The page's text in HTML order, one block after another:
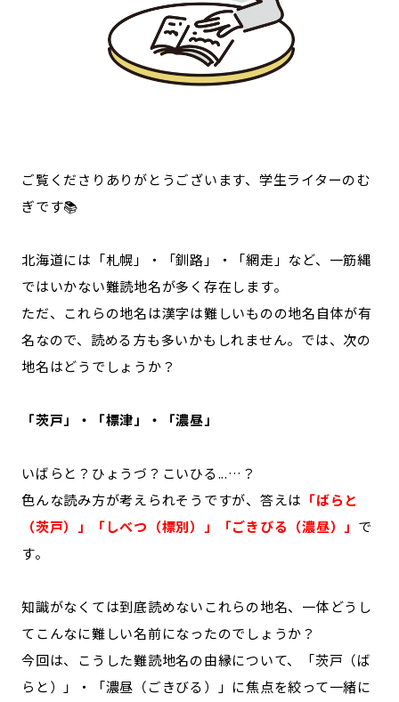
行政連携記事
MILCプロジェクト
選出企業特別対談
SDGsの先駆者
飲食店
「人」から探す
記事ライター アンバサダー
お問い合わせ 会社概要
ご覧くださりありがとうございます、学生ライターのむ
ぎです📚
北海道には「札幌」・「釧路」・「網走」など、一筋縄
ではいかない難読地名が多く存在します。
ただ、これらの地名は漢字は難しいものの地名自体が有
名なので、読める方も多いかもしれません。では、次の
地名はどうでしょうか？
「茨戸」・「標津」・「濃昼」
いばらと？ひょうづ？こいひる...…？
色んな読み方が考えられそうですが、答えは 「ばらと
（茨戸）」「しべつ（標別）」「ごきびる（濃昼）」 で
す。
知識がなくては到底読めないこれらの地名、一体どうし
てこんなに難しい名前になったのでしょうか？
今回は、こうした難読地名の由縁について、「茨戸（ば
らと）」・「濃昼（ごきびる）」に焦点を絞って一緒に